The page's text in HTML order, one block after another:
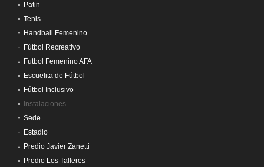
Patin
Tenis
Handball Femenino
Fútbol Recreativo
Futbol Femenino AFA
Escuelita de Fútbol
Fútbol Inclusivo
Instalaciones
Sede
Estadio
Predio Javier Zanetti
Predio Los Talleres